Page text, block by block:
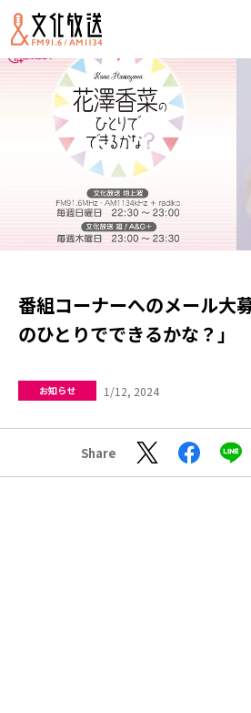
番組コーナーへのメール大
のひとりでできるかな？」
お知らせ 1/12, 2024
Share